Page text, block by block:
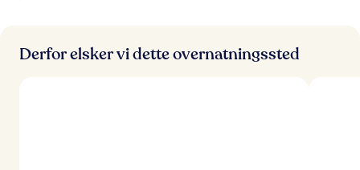
Derfor elsker vi dette overnatningssted